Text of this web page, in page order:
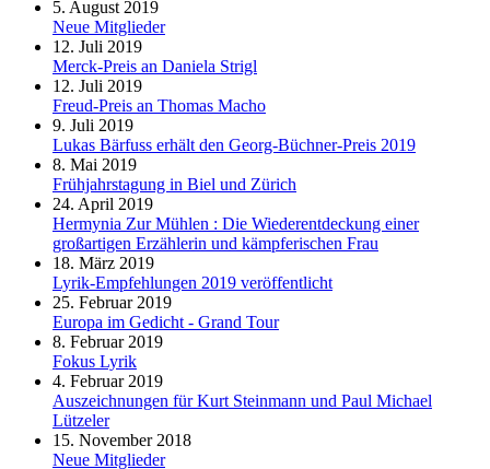
5. August 2019
Neue Mitglieder
12. Juli 2019
Merck-Preis an Daniela Strigl
12. Juli 2019
Freud-Preis an Thomas Macho
9. Juli 2019
Lukas Bärfuss erhält den Georg-Büchner-Preis 2019
8. Mai 2019
Frühjahrstagung in Biel und Zürich
24. April 2019
Hermynia Zur Mühlen : Die Wiederentdeckung einer
großartigen Erzählerin und kämpferischen Frau
18. März 2019
Lyrik-Empfehlungen 2019 veröffentlicht
25. Februar 2019
Europa im Gedicht - Grand Tour
8. Februar 2019
Fokus Lyrik
4. Februar 2019
Auszeichnungen für Kurt Steinmann und Paul Michael
Lützeler
15. November 2018
Neue Mitglieder